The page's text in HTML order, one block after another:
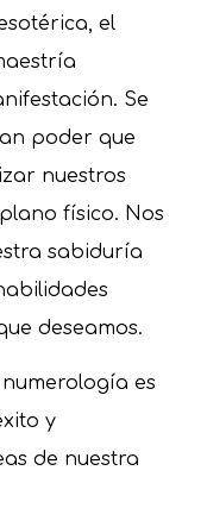
el
Se
poder que
nuestros
físico. Nos
sabiduría
deseamos.
es
y
de nuestra